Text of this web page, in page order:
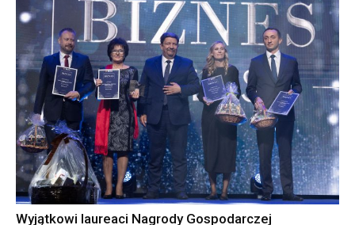
Wyjątkowi laureaci Nagrody Gospodarczej